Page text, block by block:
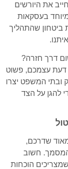
את היורשים
במיוחד בעסקאות
ביטחון שהתהליך
דרך חזרה?
דעת עצמכם, פשוט
ובתי המשפט יצרו
להגן על הצד
שדרכם,
המסמך. חשוב
הוכחות